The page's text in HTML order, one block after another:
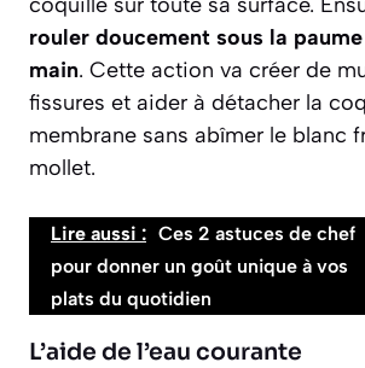
rouler doucement sous la
main. Cette action va créer de
fissures et aider à détacher la
membrane sans abîmer le blanc
mollet.
Lire aussi : Ces 2 astuces de chef
pour donner un goût unique à vos
plats du quotidien
L’aide de l’eau courante